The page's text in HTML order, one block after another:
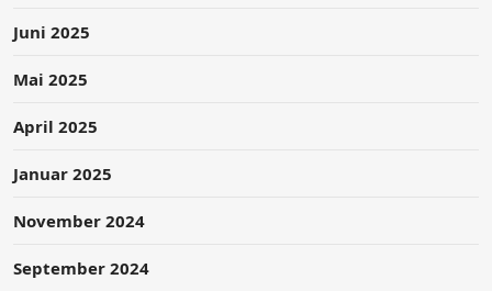
Juni 2025
Mai 2025
April 2025
Januar 2025
November 2024
September 2024